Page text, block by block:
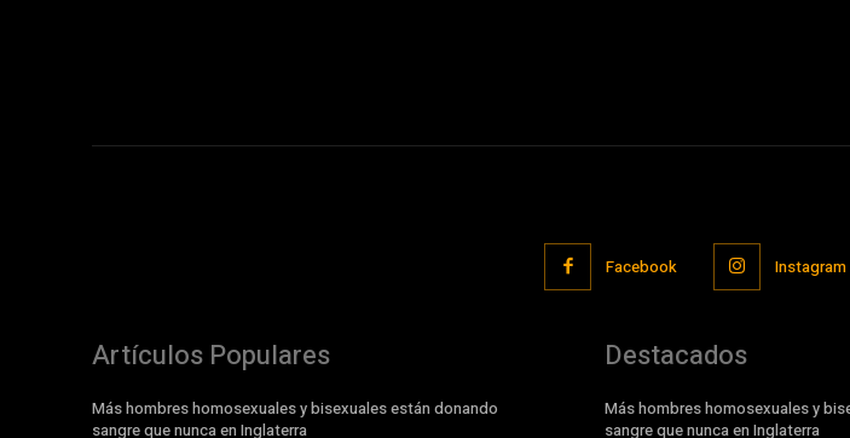
Facebook Instagram
Artículos Populares
Más hombres homosexuales y bisexuales están donando
sangre que nunca en Inglaterra
Destacados
Más hombres homosexuales y
sangre que nunca en Inglaterra